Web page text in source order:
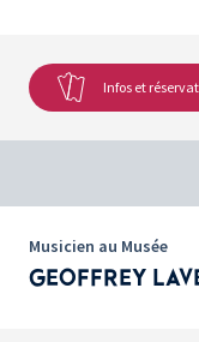
Infos et
Musicien au Musée
GEOFFREY